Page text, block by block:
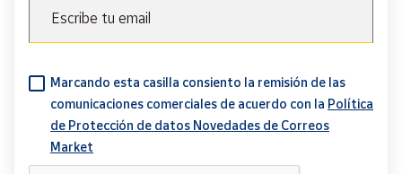
Escribe tu email
Marcando esta casilla consiento la remisión de las
comunicaciones comerciales de acuerdo con la Política
de Protección de datos Novedades de Correos
Market